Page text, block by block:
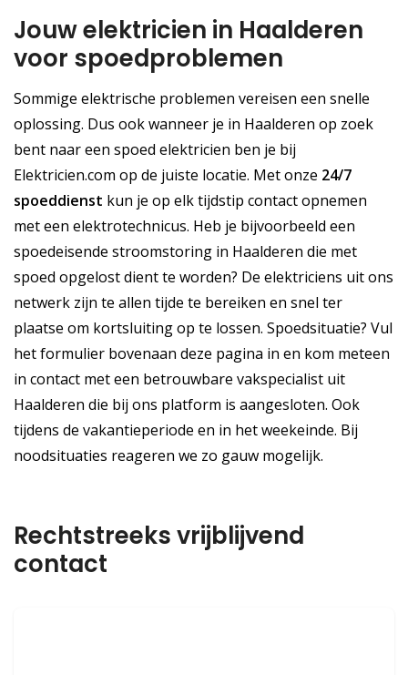
Jouw elektricien in Haalderen
voor spoedproblemen
Sommige elektrische problemen vereisen een snelle
oplossing. Dus ook wanneer je in Haalderen op zoek
bent naar een spoed elektricien ben je bij
Elektricien.com op de juiste locatie. Met onze 24/7
spoeddienst kun je op elk tijdstip contact opnemen
met een elektrotechnicus. Heb je bijvoorbeeld een
spoedeisende stroomstoring in Haalderen die met
spoed opgelost dient te worden? De elektriciens uit ons
netwerk zijn te allen tijde te bereiken en snel ter
plaatse om kortsluiting op te lossen. Spoedsituatie? Vul
het formulier bovenaan deze pagina in en kom meteen
in contact met een betrouwbare vakspecialist uit
Haalderen die bij ons platform is aangesloten. Ook
tijdens de vakantieperiode en in het weekeinde. Bij
noodsituaties reageren we zo gauw mogelijk.
Rechtstreeks vrijblijvend
contact